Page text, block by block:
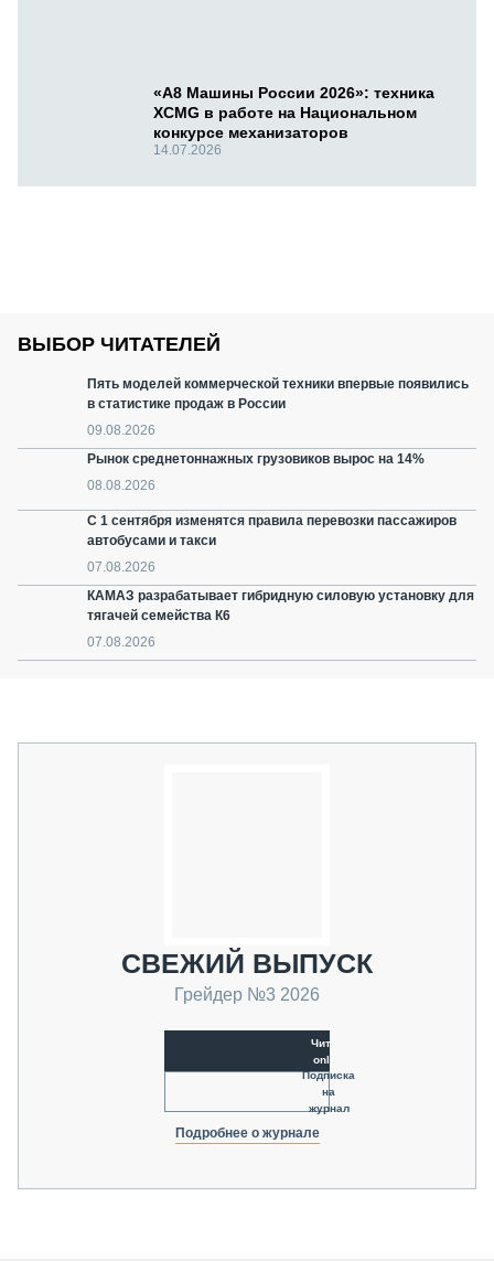
«А8 Машины России 2026»: техника
XCMG в работе на Национальном
конкурсе механизаторов
14.07.2026
ВЫБОР ЧИТАТЕЛЕЙ
Пять моделей коммерческой техники впервые появились
в статистике продаж в России
09.08.2026
Рынок среднетоннажных грузовиков вырос на 14%
08.08.2026
С 1 сентября изменятся правила перевозки пассажиров
автобусами и такси
07.08.2026
КАМАЗ разрабатывает гибридную силовую установку для
тягачей семейства К6
07.08.2026
СВЕЖИЙ ВЫПУСК
Грейдер №3 2026
Читать
online
Подписка
на
журнал
Подробнее о журнале